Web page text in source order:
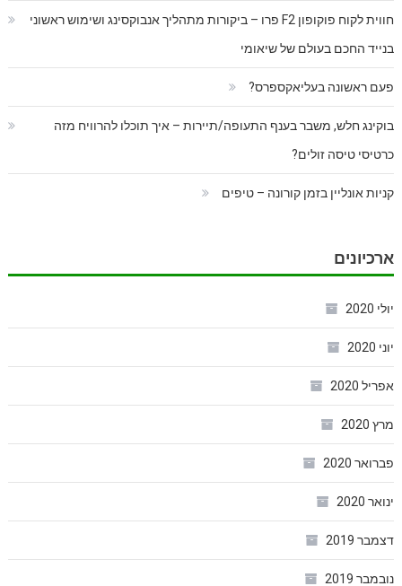
חווית לקוח פוקופון F2 פרו – ביקורות מתהליך אנבוקסינג ושימוש ראשוני
בנייד החכם בעולם של שיאומי
פעם ראשונה בעליאקספרס?
בוקינג חלש, משבר בענף התעופה/תיירות – איך תוכלו להרוויח מזה
כרטיסי טיסה זולים?
קניות אונליין בזמן קורונה – טיפים
ארכיונים
יולי 2020
יוני 2020
אפריל 2020
מרץ 2020
פברואר 2020
ינואר 2020
דצמבר 2019
נובמבר 2019